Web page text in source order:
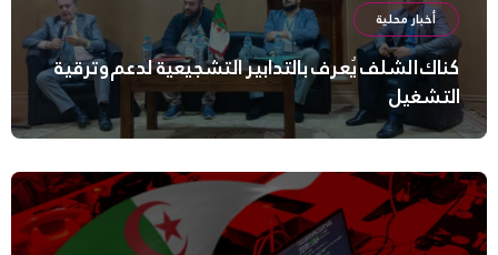
أخبار محلية
كناك الشلف يُعرف بالتدابير التشجيعية لدعم وترقية
التشغيل